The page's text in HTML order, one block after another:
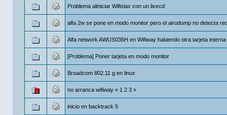
Problema aliniciar Wifislax con un livecd
alfa 2w se pone en modo monitor pero el airodump no detecta
Alfa network AWUS036H en Wifiway habiendo otra tarjeta interna
[Problema] Poner tarjeta en modo monitor
Broadcom 802.11 g en linux
no arranca wifiway «1 2 3»
inicio en backtrack 5